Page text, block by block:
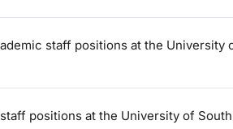
staff positions at the University
positions at the University of